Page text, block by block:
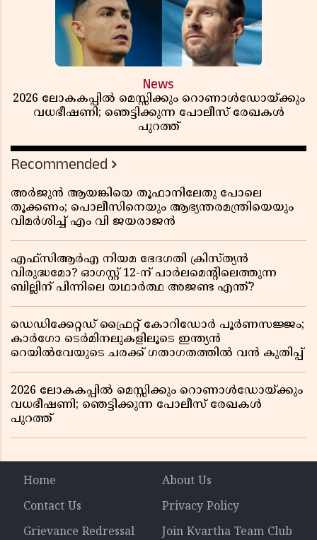
News
2026 ലോകകപ്പിൽ മെസ്സിക്കും റൊണാൾഡോയ്ക്കും
വധഭീഷണി; ഞെട്ടിക്കുന്ന പോലീസ് രേഖകൾ
പുറത്ത്
Recommended
അർജുൻ ആയങ്കിയെ തൂഫാനിലേതു പോലെ
തൂക്കണം; പൊലീസിനെയും ആഭ്യന്തരമന്ത്രിയെയും
വിമർശിച്ച് എം വി ജയരാജൻ
എഫ്സിആർഎ നിയമ ഭേദഗതി ക്രിസ്ത്യൻ
വിരുദ്ധമോ? ഓഗസ്റ്റ് 12-ന് പാർലമെന്റിലെത്തുന്ന
ബില്ലിന് പിന്നിലെ യഥാർത്ഥ അജണ്ട എന്ത്?
ഡെഡിക്കേറ്റഡ് ഫ്രൈറ്റ് കോറിഡോർ പൂർണസജ്ജം;
കാർഗോ ടെർമിനലുകളിലൂടെ ഇന്ത്യൻ
റെയിൽവേയുടെ ചരക്ക് ഗതാഗതത്തിൽ വൻ കുതിപ്പ്
2026 ലോകകപ്പിൽ മെസ്സിക്കും റൊണാൾഡോയ്ക്കും
വധഭീഷണി; ഞെട്ടിക്കുന്ന പോലീസ് രേഖകൾ
പുറത്ത്
Home
About Us
Contact Us
Privacy Policy
Grievance Redressal
Join Kvartha Team Club